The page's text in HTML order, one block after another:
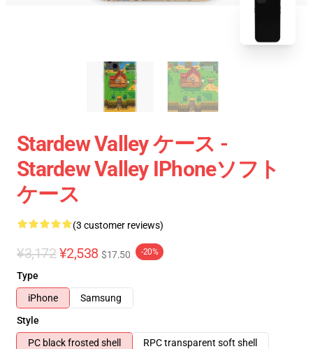
Stardew Valley ケース -
Stardew Valley IPhoneソフト
ケース
(3 customer reviews)
¥3,172 ¥2,538 $17.50 -20%
Type
iPhone
Samsung
Style
PC black frosted shell
RPC transparent soft shell